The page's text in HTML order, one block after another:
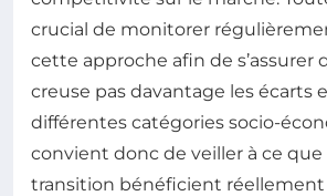
crucial de monitorer
cette approche afin de s’assurer
creuse pas davantage les écarts
différentes catégories socio-
convient donc de veiller à ce que
transition bénéficient réellement